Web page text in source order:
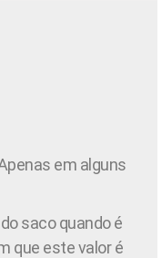
em alguns
saco quando é
que este valor é